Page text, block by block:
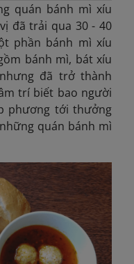
quán bánh mì xíu
đã trải qua 30 - 40
phần bánh mì xíu
bánh mì, bát xíu
đã trở thành
trí biết bao người
phương tới thưởng
quán bánh mì